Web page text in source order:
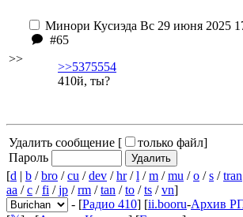
>>
Минори Кусиэда Вс 29 июня 2025
#65
>>5375554
410й, ты?
Удалить сообщение [ только файл]
Пароль
[d | b /bro /cu /dev /hr/l /m /mu /o /s /tran
aa /c /fi /jp /rm /tan /to /ts /vn]
- [Радио 410] [ii.booru-Архив